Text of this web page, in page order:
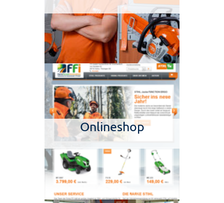
Onlineshop